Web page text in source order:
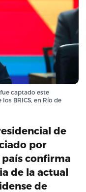
captado este
BRICS, en Río de
de
por
país confirma
de la actual
de